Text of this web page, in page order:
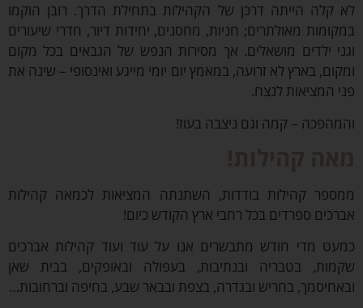
הייתה דרכן של הקהילות בתחילת הדרך. רובן הוקמו
מאולתרים; חניות, מחסנים, יחידות דיור, חדרי שיעורים
ילדים מושאלים. אך מסירות הנפש של הגבאים בכל מקום
בארץ לא זרועה, במאמץ יום יומי מייגע ואינסופי – שינה את
המציאות לנצח.
– קמה וגם ניצבה בעוז!
קהילות בודדות, השתנתה המציאות לכמאה קהילות
ספרדים בכל רחבי ארץ הקודש כיום!
מדי חודש מתבשרים אנו על עוד ועוד קהילות אברכים
בטבריה ובנתיבות, בעפולה ובאופקים, בבית שאן
בחריש ובגדרה, בצפת ובבאר שבע, בחיפה וברחובות…